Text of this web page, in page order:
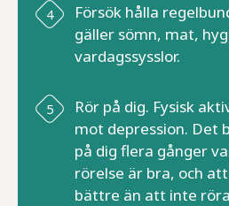
Försök hålla
gäller sömn, mat,
vardagssysslor.
Rör på dig. Fysisk
mot depression. Det
på dig flera gånger
rörelse är bra, och
bättre än att inte